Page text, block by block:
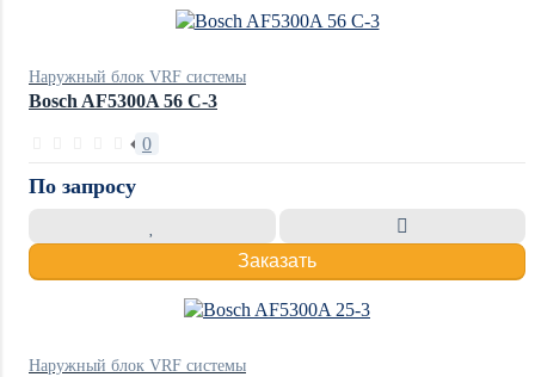
Наружный блок VRF системы
Bosch AF5300A 56 C-3
0
По запросу
Заказать
Наружный блок VRF системы